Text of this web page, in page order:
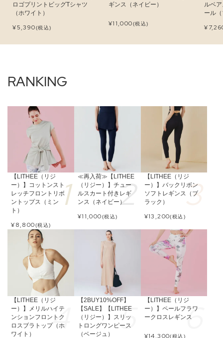
ロゴプリントビッグTシャツ
（ホワイト）
¥5,390(税込)
ギンス（ネイビー）
¥11,000(税込)
ルベ
ール
¥
【LITHEE（リジ
ー）】コットンスト
レッチフロントリボ
ントップス（ミン
ト）
¥8,800(税込)
≪再入荷≫【LITHEE
（リジー）】チュー
ルスカート付きレギ
ンス（ネイビー）
¥11,000(税込)
【LITHEE（リジ
ー）】バックリボン
ソフトレギンス（ブ
ラック）
¥13,200(税込)
【LITHEE（リジ
ー）】メリルハイテ
ンションフロントク
ロスブラトップ（ホ
ワイト）
【2BUY10%OFF】
【SALE】【LITHEE
（リジー）】スリッ
トロングワンピース
（ベージュ）
【LITHEE（リジ
ー）】ペールフラワ
ークロスレギンス
¥14,300(税込)